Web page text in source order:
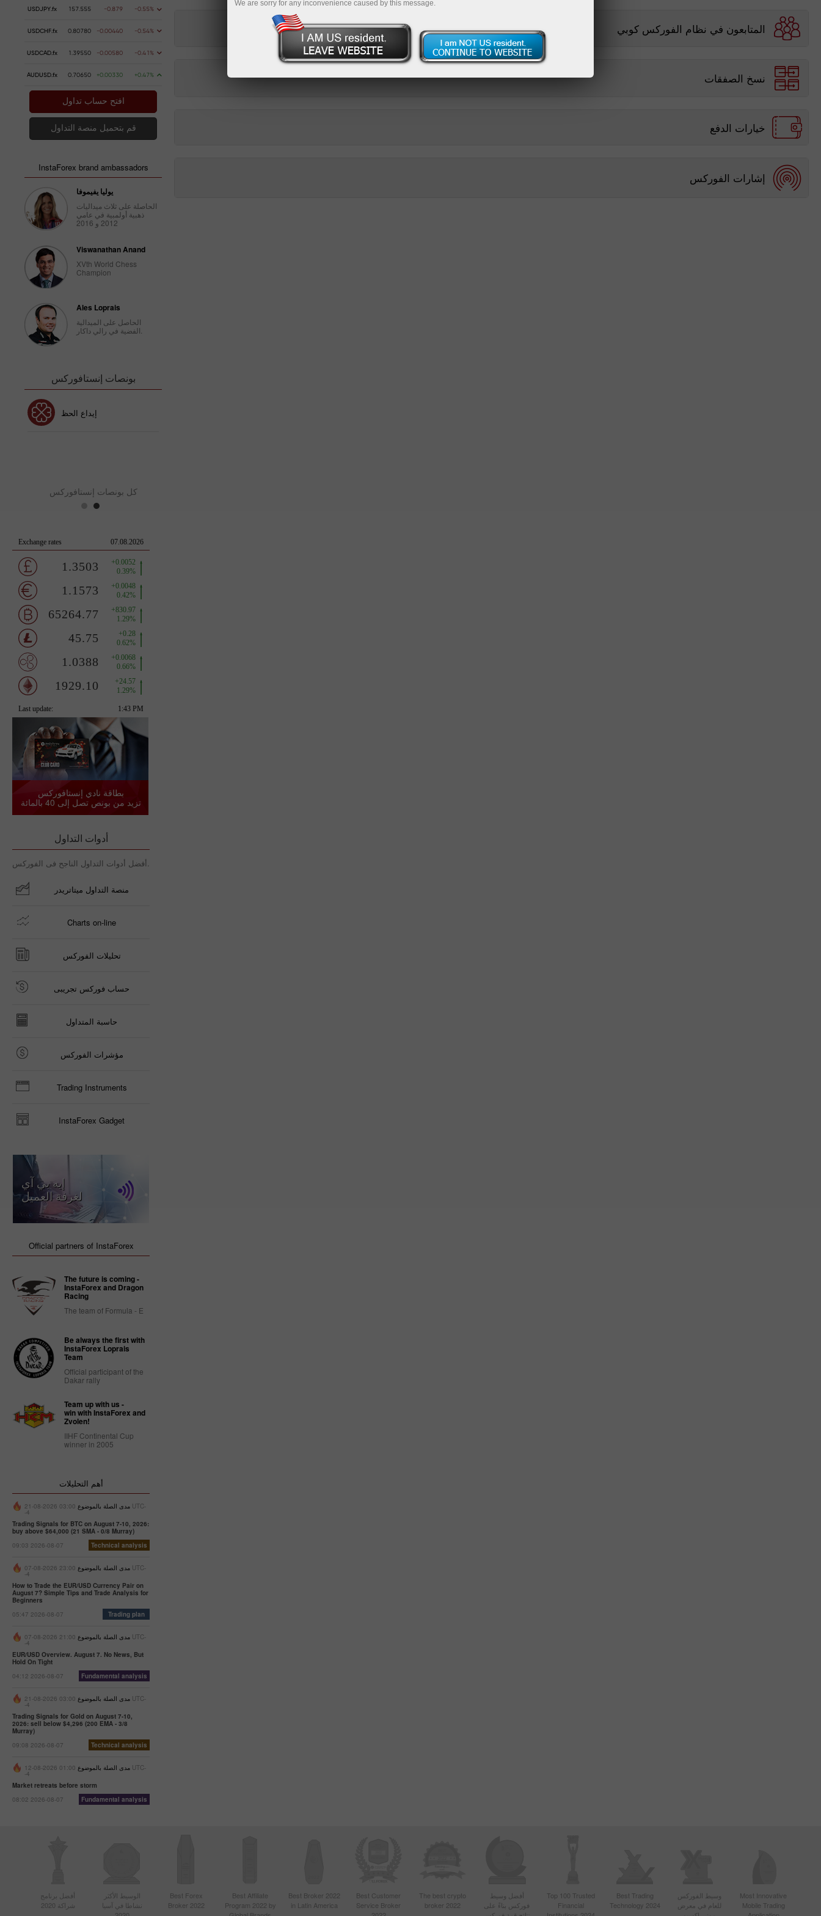
المتابعون في نظام الفوركس كوبي
نسخ الصفقات
خيارات الدفع
إشارات الفوركس
USDJPY.fx 157.555 -0.879 -0.55%
USDCHF.fx 0.80780 -0.00440 -0.54%
USDCAD.fx 1.39550 -0.00580 -0.41%
AUDUSD.fx 0.70650 +0.00330 +0.47%
افتح حساب تداول
قم بتحميل منصة التداول
InstaForex brand ambassadors
يوليا يفيموفا
الحاصلة على ثلاث ميداليات
ذهبية أولمبية في عامي
2012 و 2016
Viswanathan Anand
XVth World Chess
Champion
Ales Loprais
الحاصل على الميدالية
بونصات إنستافوركس
إيداع الحظ
كل بونصات إنستافوركس
بطاقة نادي إنستافوركس
تزيد من بونص تصل إلى 40 بالمائة
أدوات التداول
أفضل أدوات التداول الناجح فى الفوركس.
منصة التداول ميتاتريدر
Charts on-line
تحليلات الفوركس
حساب فوركس تجريبى
حاسبة المتداول
مؤشرات الفوركس
Trading Instruments
InstaForex Gadget
إيه بي آي
لغرفة العميل
Official partners of InstaForex
The future is coming -
InstaForex and Dragon
Racing
The team of Formula - E
Be always the first with
InstaForex Loprais
Team
Official participant of the
Dakar rally
Team up with us -
win with InstaForex and
Zvolen!
IIHF Continental Cup
winner in 2005
أهم التحليلات
مدى الصلة بالموضوع 03:00 2026-08-21 UTC-
-4
Trading Signals for BTC on August 7-10, 2026:
buy above $64,000 (21 SMA - 0/8 Murray)
09:03 2026-08-07
Technical analysis
مدى الصلة بالموضوع 23:00 2026-08-07 UTC-
-4
How to Trade the EUR/USD Currency Pair on
August 7? Simple Tips and Trade Analysis for
Beginners
05:47 2026-08-07
Trading plan
مدى الصلة بالموضوع 21:00 2026-08-07 UTC-
-4
EUR/USD Overview. August 7. No News, But
Hold On Tight
04:12 2026-08-07
Fundamental analysis
مدى الصلة بالموضوع 03:00 2026-08-21 UTC-
-4
Trading Signals for Gold on August 7-10,
2026: sell below $4,296 (200 EMA - 3/8
Murray)
09:08 2026-08-07
Technical analysis
مدى الصلة بالموضوع 01:00 2026-08-12 UTC-
-4
Market retreats before storm
08:02 2026-08-07
Fundamental analysis
Most Innovative
Mobile Trading
وسيط الفوركس
للعام في معرض
Best Trading
Technology 2024
Top 100 Trusted
Financial
أفضل وسيط
فوركس بناءً على
The best crypto
broker 2022
Best Customer
Service Broker
Best Broker 2022
in Latin America
Best Affiliate
Program 2022 by
Best Forex
Broker 2022
الوسيط الأكثر
نشاطا في آسيا
أفضل برنامج
شراكة 2020
We are sorry for any inconvenience caused by this message.